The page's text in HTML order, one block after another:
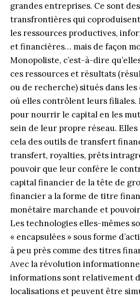
grandes entreprises. Ce sont
transfrontières qui
les ressources productives,
et financières… mais de façon
Monopoliste, c’est-à-dire
ces ressources et résultats
ou de recherche) situés dans
où elles contrôlent leurs filiales.
pour nourrir le capital en les
sein de leur propre réseau.
cela des outils de transfert
transfert, royalties, prêts
pouvoir que leur confère le
capital financier de la tête de
financier a la forme de titre
monétaire marchande et
Les technologies elles-mêmes
« encapsulées » sous forme
à peu près comme des titres
Avec la révolution
informations sont relativement
localisations et peuvent être